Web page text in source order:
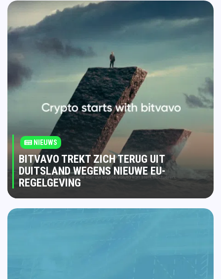
NIEUWS
BITVAVO TREKT ZICH TERUG UIT
DUITSLAND WEGENS NIEUWE EU-
REGELGEVING